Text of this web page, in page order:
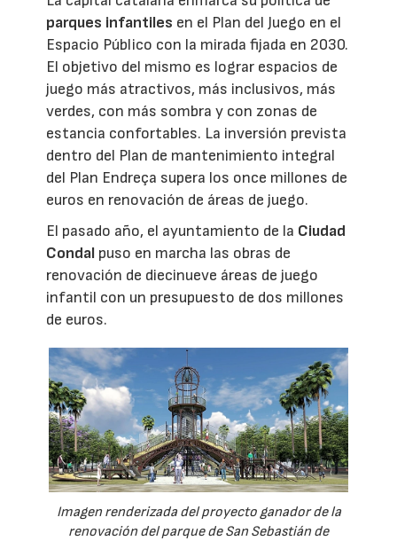
parques infantiles en el Plan del Juego en el
Espacio Público con la mirada fijada en 2030.
El objetivo del mismo es lograr espacios de
juego más atractivos, más inclusivos, más
verdes, con más sombra y con zonas de
estancia confortables. La inversión prevista
dentro del Plan de mantenimiento integral
del Plan Endreça supera los once millones de
euros en renovación de áreas de juego.
El pasado año, el ayuntamiento de la Ciudad
Condal puso en marcha las obras de
renovación de diecinueve áreas de juego
infantil con un presupuesto de dos millones
de euros.
Imagen renderizada del proyecto ganador de la
renovación del parque de San Sebastián de